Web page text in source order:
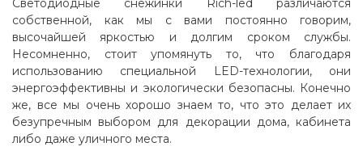
Светодиодные снежинки Rich-led различаются
собственной, как мы с вами постоянно говорим,
высочайшей яркостью и долгим сроком службы.
Несомненно, стоит упомянуть то, что благодаря
использованию специальной LED-технологии, они
энергоэффективны и экологически безопасны. Конечно
же, все мы очень хорошо знаем то, что это делает их
безупречным выбором для декорации дома, кабинета
либо даже уличного места.